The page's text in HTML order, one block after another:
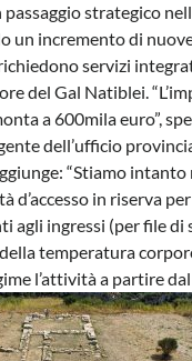
strategico
un incremento di
richiedono servizi
del Gal Natiblei.
a 600mila euro”,
dell’ufficio
“Stiamo
d’accesso in riserva
agli ingressi (per file di
temperatura
l’attività a partire dal